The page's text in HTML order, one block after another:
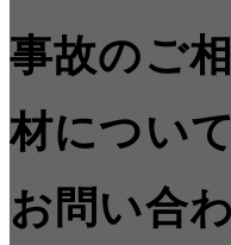
事故のご
材につい
お問い合